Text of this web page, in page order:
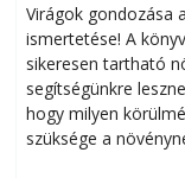
Virágok gondozása
ismertetése! A
sikeresen tart­ha­tó
segítségünkre
hogy milyen
szüksége a